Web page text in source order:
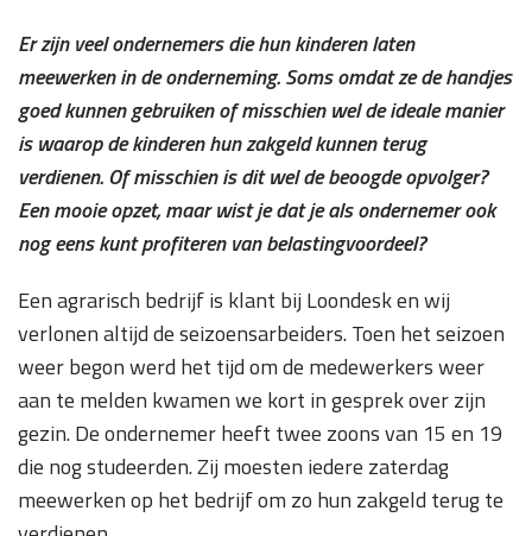
Er zijn veel ondernemers die hun kinderen laten
meewerken in de onderneming. Soms omdat ze de handjes
goed kunnen gebruiken of misschien wel de ideale manier
is waarop de kinderen hun zakgeld kunnen terug
verdienen. Of misschien is dit wel de beoogde opvolger?
Een mooie opzet, maar wist je dat je als ondernemer ook
nog eens kunt profiteren van belastingvoordeel?
Een agrarisch bedrijf is klant bij Loondesk en wij
verlonen altijd de seizoensarbeiders. Toen het seizoen
weer begon werd het tijd om de medewerkers weer
aan te melden kwamen we kort in gesprek over zijn
gezin. De ondernemer heeft twee zoons van 15 en 19
die nog studeerden. Zij moesten iedere zaterdag
meewerken op het bedrijf om zo hun zakgeld terug te